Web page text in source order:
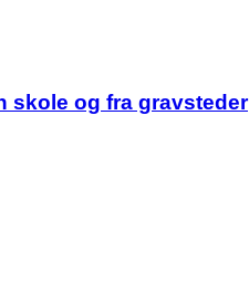
skole og fra gravsteder